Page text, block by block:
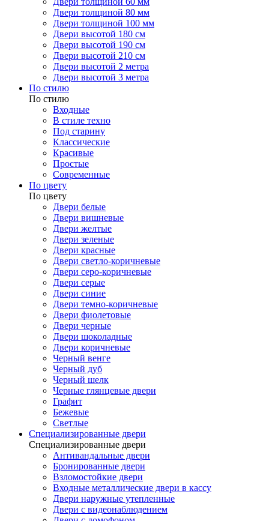
Двери толщиной 80 мм
Двери толщиной 100 мм
Двери высотой 180 см
Двери высотой 190 см
Двери высотой 210 см
Двери высотой 2 метра
Двери высотой 3 метра
По стилю
По стилю
Входные
В стиле техно
Под старину
Классические
Красивые
Простые
Современные
По цвету
По цвету
Двери белые
Двери вишневые
Двери желтые
Двери зеленые
Двери красные
Двери светло-коричневые
Двери серо-коричневые
Двери серые
Двери синие
Двери темно-коричневые
Двери фиолетовые
Двери черные
Двери шоколадные
Двери коричневые
Черный венге
Черный дуб
Черный шелк
Черные глянцевые двери
Графит
Бежевые
Светлые
Специализированные двери
Специализированные двери
Антивандальные двери
Бронированные двери
Взломостойкие двери
Входные металлические двери в кассу
Двери наружные утепленные
Двери с видеонаблюдением